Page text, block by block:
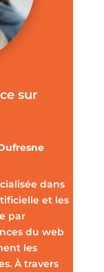
sur
dans
et les
par
du web
les
À travers